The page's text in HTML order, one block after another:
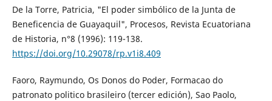
De la Torre, Patricia, "El poder simbólico de la Junta de
Beneficencia de Guayaquil", Procesos, Revista Ecuatoriana
de Historia, n°8 (1996): 119-138.
https://doi.org/10.29078/rp.v1i8.409
Faoro, Raymundo, Os Donos do Poder, Formacao do
patronato politico brasileiro (tercer edición), Sao Paolo,